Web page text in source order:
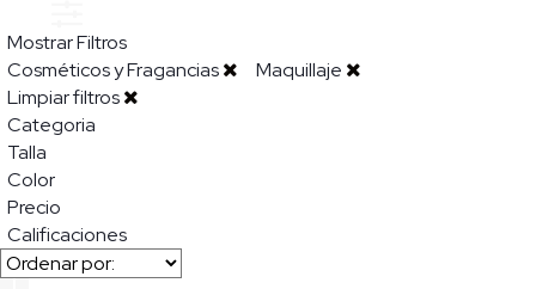
Mostrar Filtros
Cosméticos y Fragancias
Maquillaje
Limpiar filtros
Categoria
Talla
Color
Precio
Calificaciones